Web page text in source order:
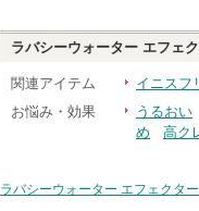
ラバシーウォーター エフェ
関連アイテム イニスフ
お悩み・効果
うるおい
め
高ク
ラバシーウォーター エフェクタ